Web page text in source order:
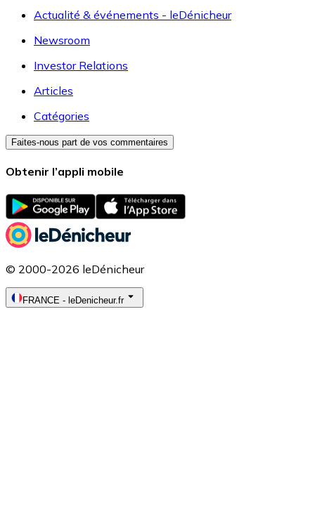
Actualité & événements - leDénicheur
Newsroom
Investor Relations
Articles
Catégories
Faites-nous part de vos commentaires
Obtenir l’appli mobile
© 2000-2026 leDénicheur
FRANCE - leDenicheur.fr